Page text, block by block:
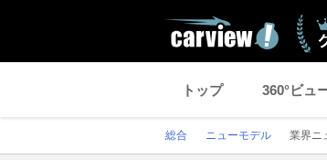
トップ 360°ビュ
総合 ニューモデル 業界ニ